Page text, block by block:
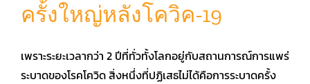
ครั้งใหญ่หลังโควิค-19
เพราะระยะเวลากว่า 2 ปีที่ทั่วทั้งโลกอยู่กับสถานการณ์การแพร่
ระบาดของโรคโควิด สิ่งหนึ่งที่ปฏิเสธไม่ได้คือการระบาดครั้ง